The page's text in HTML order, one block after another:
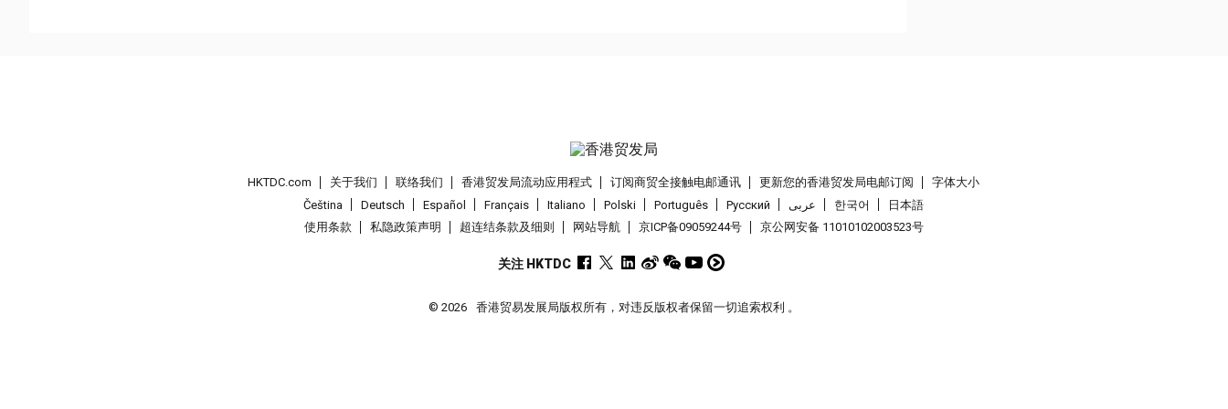
HKTDC.com 关于我们 联络我们 香港贸发局流动应用程式 订阅商贸全接触电邮通讯 更新您的香港贸发局电邮订阅
字体大小
Čeština
Deutsch Español Français Italiano Polski Português Pусский عربى 한국어
日本語
使用条款
私隐政策声明 超连结条款及细则 网站导航 京ICP备09059244号 京公网安备 11010102003523号
关注 HKTDC
© 2026 香港贸易发展局版权所有，对违反版权者保留一切追索权利 。